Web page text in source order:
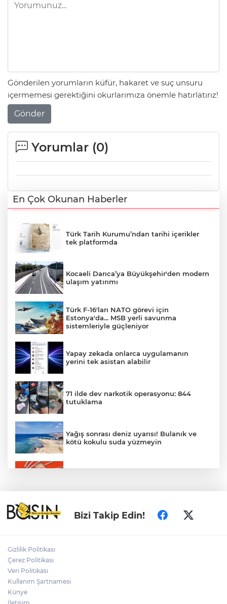
Gönderilen yorumların küfür, hakaret ve suç unsuru
içermemesi gerektiğini okurlarımıza önemle hatırlatırız!
Gönder
Yorumlar (0)
En Çok Okunan Haberler
Türk Tarih Kurumu’ndan tarihi içerikler
tek platformda
Kocaeli Darıca’ya Büyükşehir'den modern
ulaşım yatırımı
Türk F-16'ları NATO görevi için
Estonya'da... MSB yerli savunma
sistemleriyle güçleniyor
Yapay zekada onlarca uygulamanın
yerini tek asistan alabilir
71 ilde dev narkotik operasyonu: 844
tutuklama
Yağış sonrası deniz uyarısı! Bulanık ve
kötü kokulu suda yüzmeyin
Türkiye ile Vietnam arasında 'hava'da
yeni dönem... Sefer kapasitesi artırıldı
Bizi Takip Edin!
Gizlilik Politikası
Çerez Politikası
Veri Politikası
Kullanım Şartnamesi
Künye